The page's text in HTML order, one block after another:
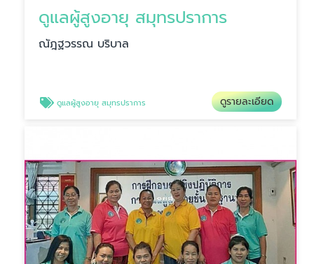
ดูแลผู้สูงอายุ สมุทรปราการ
ณัฎฐวรรณ บริบาล
ดูแลผู้สูงอายุ สมุทรปราการ ดูรายละเอียด